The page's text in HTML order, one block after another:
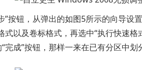
钮，从弹出的如图5所示的向导设
式以及卷标格式，再选中“执行快速
成”按钮，那样一来在已有分区中划